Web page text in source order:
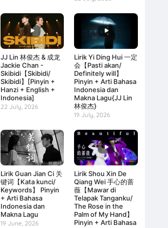
JJ Lin 林俊杰 & 成龙
Jackie Chan -
Skibidi【Skibidi/
Skibidi】[Pinyin +
Hanzi + English +
Indonesia]
22 July, 2026
Lirik Yi Ding Hui 一定
会【Pasti akan/
Definitely will】
Pinyin + Arti Bahasa
Indonesia dan
Makna Lagu{JJ Lin
林俊杰}
19 July, 2026
Lirik Guan Jian Ci 关
键词【Kata kunci/
Keywords】 Pinyin
+ Arti Bahasa
Indonesia dan
Makna Lagu
19 June, 2026
Lirik Shou Xin De
Qiang Wei 手心的蔷
薇【Mawar di
Telapak Tanganku/
The Rose in the
Palm of My Hand】
Pinyin + Arti Bahasa